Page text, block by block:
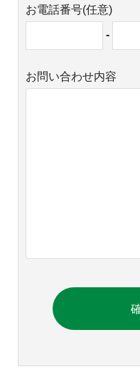
お電話番号(任意)
-
お問い合わせ内容